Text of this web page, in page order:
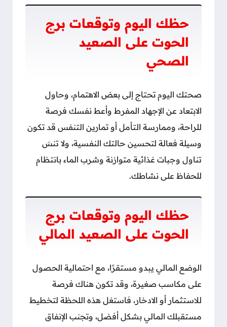
حظك اليوم وتوقعات برج
الحوت على الصعيد
الصحي
صحتك اليوم تحتاج إلى بعض الاهتمام، وحاول
الابتعاد عن الإجهاد المفرط وأعط نفسك فرصة
للراحة، وممارسة التأمل أو تمارين التنفس قد تكون
وسيلة فعالة لتحسين حالتك النفسية، ولا تنسَ
تناول وجبات غذائية متوازنة وشرب الماء بانتظام
للحفاظ على نشاطك.
حظك اليوم وتوقعات برج
الحوت على الصعيد المالي
الوضع المالي يبدو مستقرًا، مع احتمالية الحصول
على مكاسب صغيرة، وقد تكون هناك فرصة
للاستثمار أو الادخار، فاستغل هذه اللحظة لتخطيط
مستقبلك المالي بشكل أفضل، وتجنب الإنفاق